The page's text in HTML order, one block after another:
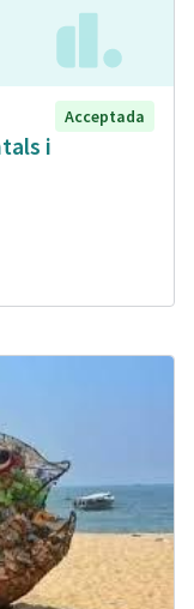
i
Acceptada